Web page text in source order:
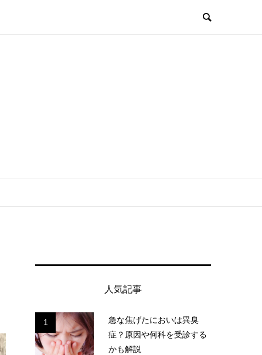
人気記事
1
急な焦げたにおいは異臭
症？原因や何科を受診する
かも解説